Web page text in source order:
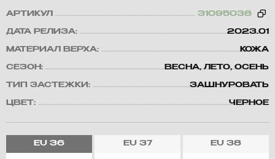
АРТИКУЛ 31095038
ДАТА РЕЛИЗА: 2023.01
МАТЕРИАЛ ВЕРХА: КОЖА
СЕЗОН: ВЕСНА, ЛЕТО, ОСЕНЬ
ТИП ЗАСТЕЖКИ: ЗАШНУРОВАТЬ
ЦВЕТ: ЧЕРНОЕ
EU 36 EU37 EU 38